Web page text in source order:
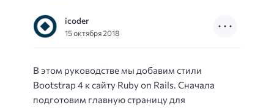
icoder
15 октября 2018
В этом руководстве мы добавим стили
Bootstrap 4 к сайту Ruby on Rails. Сначала
подготовим главную страницу для